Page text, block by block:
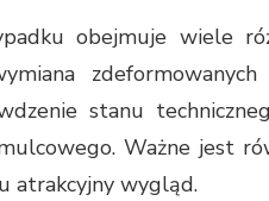
obejmuje wiele
zdeformowanych
stanu
Ważne jest
atrakcyjny wygląd.